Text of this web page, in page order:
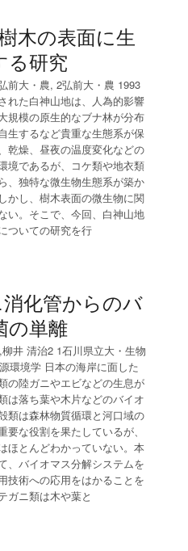
木の表面に生
る研究
前大・農, 2弘前大・農 1993
れた白神山地は、人為的影響
規模の原生的なブナ林が分布
生するなど貴重な生態系が保
乾燥、昼夜の温度変化などの
境であるが、コケ類や地衣類
、独特な微生物生態系が築か
かし、樹木表面の微生物に関
い。そこで、今回、白神山地
ついての研究を行
消化管からのバ
の単離
井 清治2 1石川県立大・生物
環境学 日本の海岸に面した
の陸ガニやエビなどの生息が
は落ち葉や木片などのバイオ
類は森林物質循環と河口域の
な役割を果たしているが、
ほとんどわかっていない。本
、バイオマス分解システムを
技術への応用をはかることを
ガニ類は木や葉と